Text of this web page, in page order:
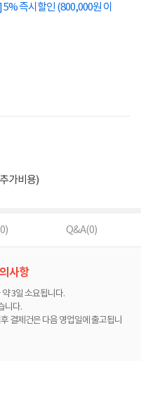
즉시할인 (800,000원 이
가비용)
0) Q&A(0)
사항
3일 소요됩니다.
니다.
결제건은 다음 영업일에 출고됩니